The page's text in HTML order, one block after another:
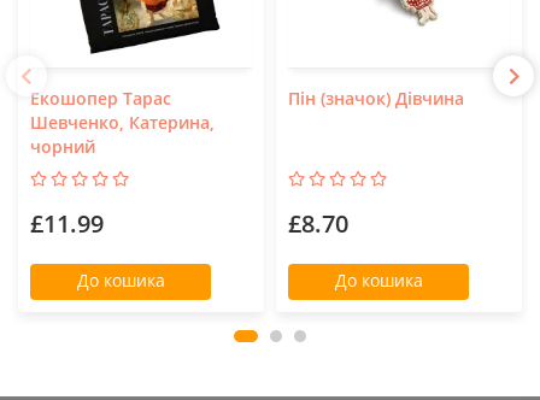
Екошопер Тарас
Шевченко, Катерина,
чорний
£11.99
До кошика
Пін (значок) Дівчина
£8.70
До кошика